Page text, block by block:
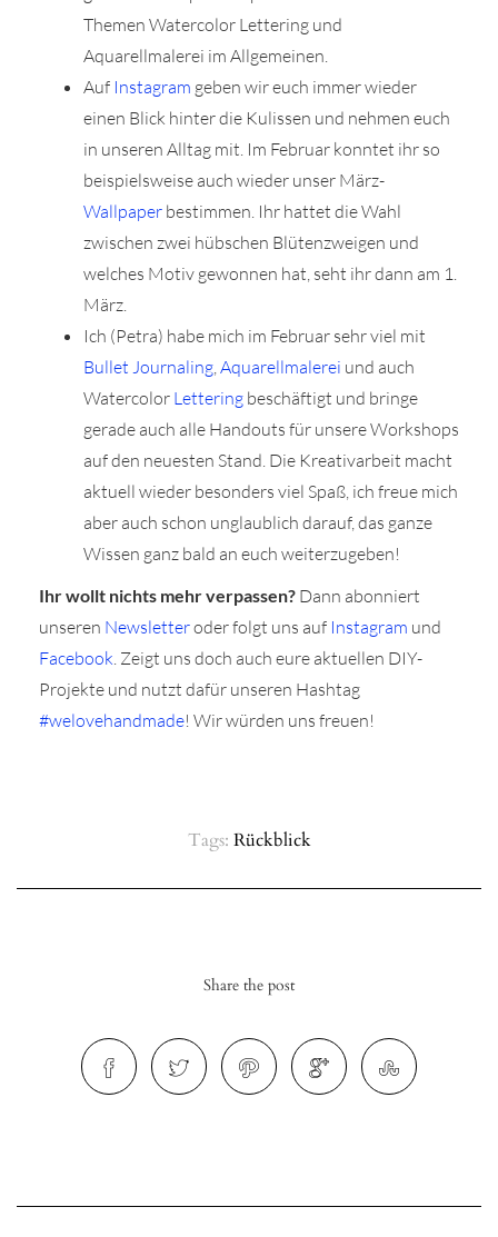
Themen Watercolor Lettering und
Aquarellmalerei im Allgemeinen.
Auf Instagram geben wir euch immer wieder
einen Blick hinter die Kulissen und nehmen euch
in unseren Alltag mit. Im Februar konntet ihr so
beispielsweise auch wieder unser März-
Wallpaper bestimmen. Ihr hattet die Wahl
zwischen zwei hübschen Blütenzweigen und
welches Motiv gewonnen hat, seht ihr dann am 1.
März.
Ich (Petra) habe mich im Februar sehr viel mit
Bullet Journaling,Aquarellmalerei und auch
Watercolor Lettering beschäftigt und bringe
gerade auch alle Handouts für unsere Workshops
auf den neuesten Stand. Die Kreativarbeit macht
aktuell wieder besonders viel Spaß, ich freue mich
aber auch schon unglaublich darauf, das ganze
Wissen ganz bald an euch weiterzugeben!
Ihr wollt nichts mehr verpassen? Dann abonniert
unseren Newsletteroder folgt uns auf Instagram und
Facebook. Zeigt uns doch auch eure aktuellen DIY-
Projekte und nutzt dafür unseren Hashtag
#welovehandmade! Wir würden uns freuen!
Tags: Rückblick
Share the post